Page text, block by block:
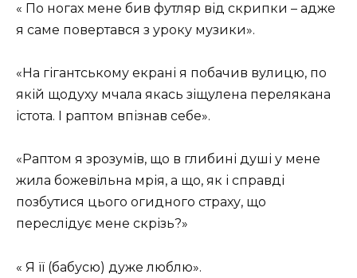
« По ногах мене бив футляр від скрипки – адже
я саме повертався з уроку музики».
«На гігантському екрані я побачив вулицю, по
якій щодуху мчала якась зіщулена перелякана
істота. І раптом впізнав себе».
«Раптом я зрозумів, що в глибині душі у мене
жила божевільна мрія, а що, як і справді
позбутися цього огидного страху, що
переслідує мене скрізь?»
« Я її (бабусю) дуже люблю».